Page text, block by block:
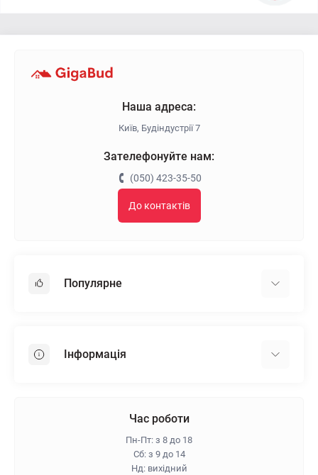
Наша адреса:
Київ, Будіндустрії 7
Зателефонуйте нам:
(050) 423-35-50
До контактів
Популярне
Пінопласт
Інформація
Гарантія та повернення
Час роботи
Пн-Пт: з 8 до 18
Сб: з 9 до 14
Нд: вихідний